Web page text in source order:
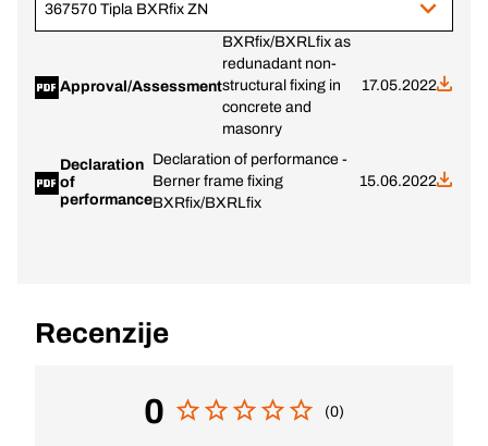
367570 Tipla BXRfix ZN
Approval/Assessment
BXRfix/BXRLfix as
redunadant non-
structural fixing in
concrete and
masonry
17.05.2022
Declaration
of
performance
Declaration of performance -
Berner frame fixing
BXRfix/BXRLfix
15.06.2022
Recenzije
0 (0)